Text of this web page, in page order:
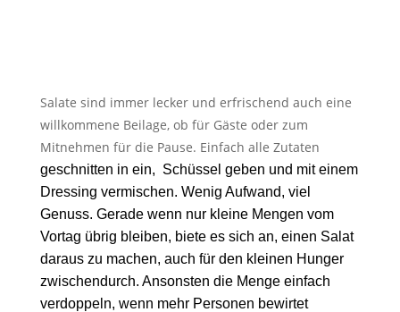
Salate sind immer lecker und erfrischend auch eine
willkommene Beilage, ob für Gäste oder zum
Mitnehmen für die Pause. Einfach alle Zutaten
geschnitten in ein, Schüssel geben und mit einem
Dressing vermischen. Wenig Aufwand, viel
Genuss. Gerade wenn nur kleine Mengen vom
Vortag übrig bleiben, biete es sich an, einen Salat
daraus zu machen, auch für den kleinen Hunger
zwischendurch. Ansonsten die Menge einfach
verdoppeln, wenn mehr Personen bewirtet